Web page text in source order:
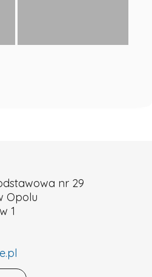
nr 29
Opolu
1